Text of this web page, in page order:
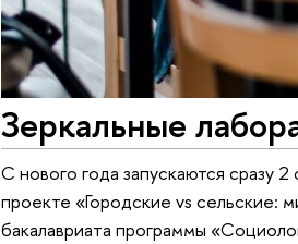
Зеркальные
С нового года запускаются сразу
проекте «Городские vs сельские:
бакалавриата программы